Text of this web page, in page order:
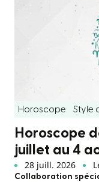
Horoscope Style
Horoscope
juillet au 4
28 juill. 2026
Collaboration